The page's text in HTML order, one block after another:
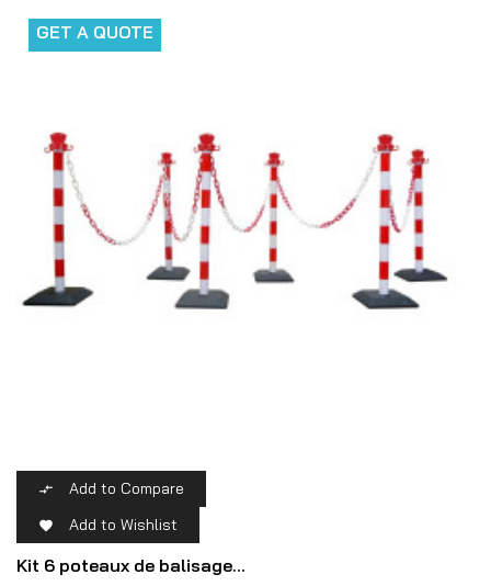
GET A QUOTE
 Add to Compare
 Add to Wishlist
Kit 6 poteaux de balisage...